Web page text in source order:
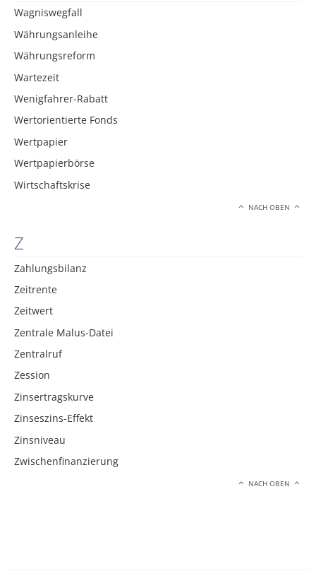
Wagniswegfall
Währungsanleihe
Währungsreform
Wartezeit
Wenigfahrer-Rabatt
Wertorientierte Fonds
Wertpapier
Wertpapierbörse
Wirtschaftskrise
NACH OBEN
Z
Zahlungsbilanz
Zeitrente
Zeitwert
Zentrale Malus-Datei
Zentralruf
Zession
Zinsertragskurve
Zinseszins-Effekt
Zinsniveau
Zwischenfinanzierung
NACH OBEN